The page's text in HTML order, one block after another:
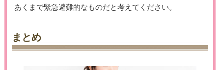
あくまで緊急避難的なものだと考えてください。
まとめ